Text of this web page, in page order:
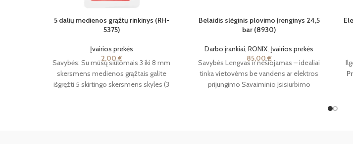
5 dalių medienos grąžtų rinkinys (RH-
5375)
Įvairios prekės
2,00€
Savybės: Su mūsų siūlomais 3 iki 8 mm
skersmens medienos grąžtais galite
išgręžti 5 skirtingo skersmens skyles (3
Belaidis slėginis plovimo įrenginys 24,5
bar (8930)
Darbo įrankiai, RONIX, Įvairios prekės
85,00€
Savybės Lengvas ir nešiojamas – idealiai
tinka vietovėms be vandens ar elektros
prijungimo Savaiminio įsisiurbimo